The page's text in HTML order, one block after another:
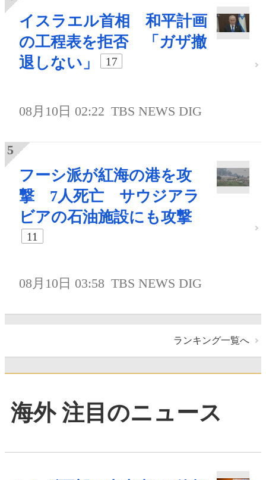
イスラエル首相 和平計画
の工程表を拒否 「ガザ撤
退しない」
17
08月10日 02:22 TBS NEWS DIG
フーシ派が紅海の港を攻
撃 7人死亡 サウジアラ
ビアの石油施設にも攻撃
11
08月10日 03:58 TBS NEWS DIG
ランキング一覧へ
海外 注目のニュース